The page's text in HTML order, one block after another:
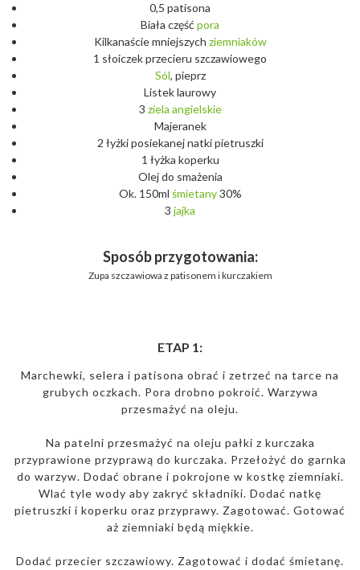
0,5 patisona
Biała część pora
Kilkanaście mniejszych ziemniaków
1 słoiczek przecieru szczawiowego
Sól, pieprz
Listek laurowy
3 ziela angielskie
Majeranek
2 łyżki posiekanej natki pietruszki
1 łyżka koperku
Olej do smażenia
Ok. 150ml śmietany30%
3 jajka
Sposób przygotowania:
Zupa szczawiowa z patisonem i kurczakiem
ETAP 1:
Marchewki, selera i patisona obrać i zetrzeć na tarce na
grubych oczkach. Pora drobno pokroić. Warzywa
przesmażyć na oleju.
Na patelni przesmażyć na oleju pałki z kurczaka
przyprawione przyprawą do kurczaka. Przełożyć do garnka
do warzyw. Dodać obrane i pokrojone w kostkę ziemniaki.
Wlać tyle wody aby zakryć składniki. Dodać natkę
pietruszki i koperku oraz przyprawy. Zagotować. Gotować
aż ziemniaki będą miękkie.
Dodać przecier szczawiowy. Zagotować i dodać śmietanę.